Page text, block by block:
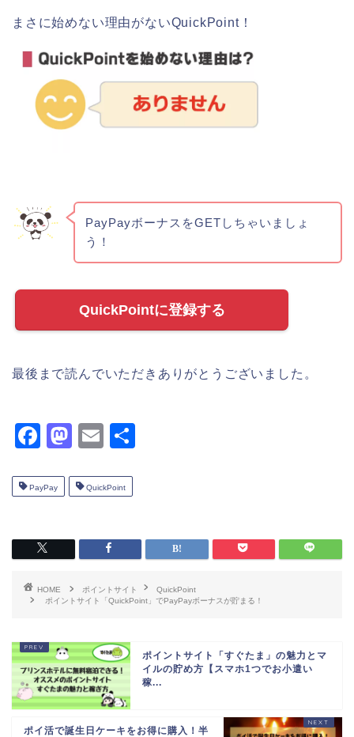
まさに始めない理由がないQuickPoint！
PayPayボーナスをGETしちゃいましょ
う！
QuickPointに登録する
最後まで読んでいただきありがとうございました。
F
c
b
o
o
k
M
st
d
o
n
E
ai
PayPay QuickPoint
HOME ポイントサイト
QuickPoint
ポイントサイト「QuickPoint」でPayPayボーナスが貯まる！
ポイントサイト「すぐたま」の魅力とマ
イルの貯め方【スマホ1つでお小遣い
稼...
ポイ活で誕生日ケーキをお得に購入！半